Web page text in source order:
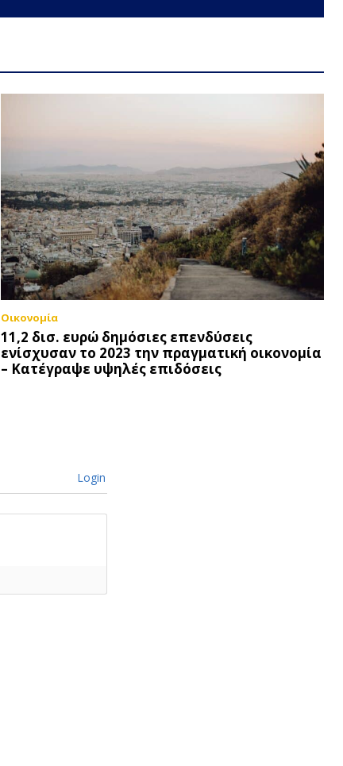
Οικονομία
11,2 δισ. ευρώ δημόσιες επενδύσεις
ενίσχυσαν το 2023 την πραγματική οικονομία
– Κατέγραψε υψηλές επιδόσεις
Login